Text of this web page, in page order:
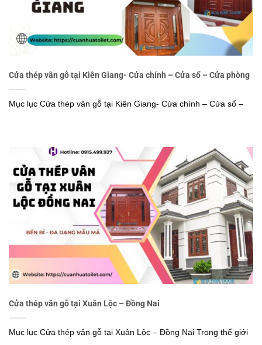
Cửa thép vân gỗ tại Kiên Giang- Cửa chính – Cửa sổ – Cửa phòng
Mục lục Cửa thép vân gỗ tại Kiên Giang- Cửa chính – Cửa sổ –
Cửa thép vân gỗ tại Xuân Lộc – Đồng Nai
Mục lục Cửa thép vân gỗ tại Xuân Lộc – Đồng Nai Trong thế giới